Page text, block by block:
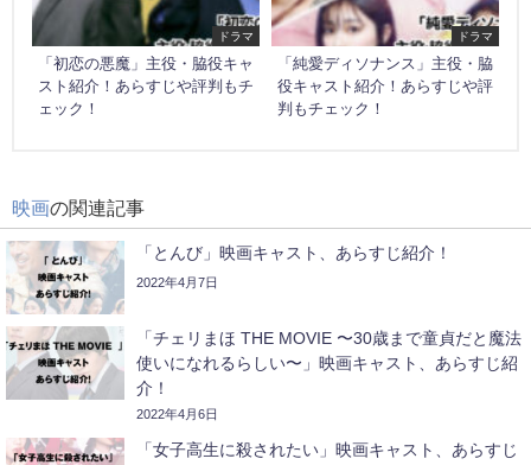
ドラマ
「初恋の悪魔」主役・脇役キャ
スト紹介！あらすじや評判もチ
ェック！
ドラマ
「純愛ディソナンス」主役・脇
役キャスト紹介！あらすじや評
判もチェック！
映画の関連記事
「とんび」映画キャスト、あらすじ紹介！
2022年4月7日
「チェリまほ THE MOVIE 〜30歳まで童貞だと魔法
使いになれるらしい〜」映画キャスト、あらすじ紹
介！
2022年4月6日
「女子高生に殺されたい」映画キャスト、あらすじ